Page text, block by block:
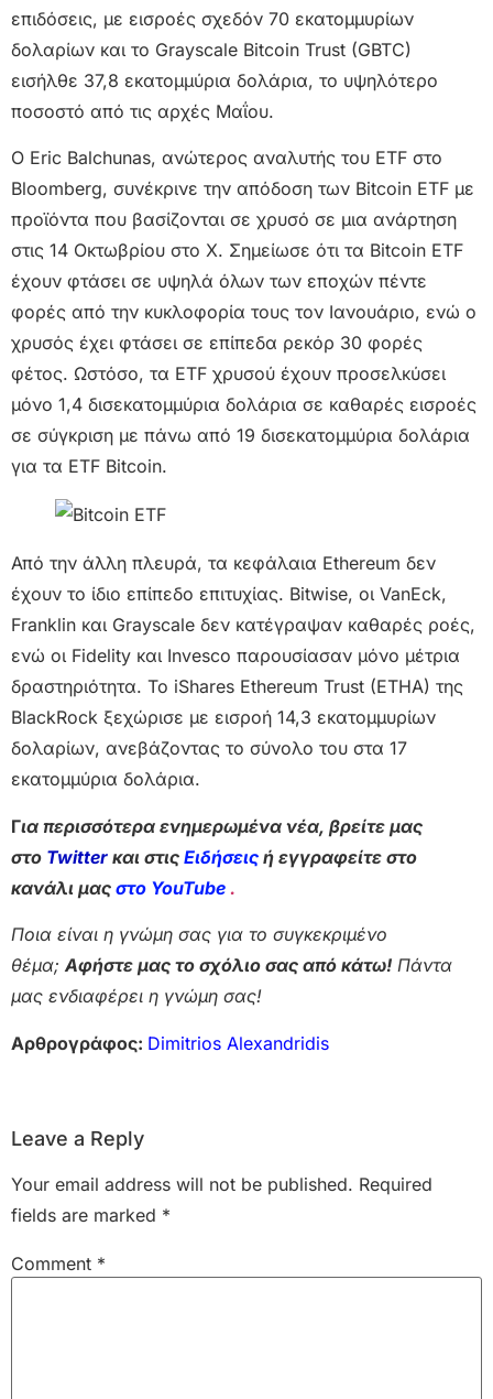
επιδόσεις, με εισροές σχεδόν 70 εκατομμυρίων
δολαρίων και το Grayscale Bitcoin Trust (GBTC)
εισήλθε 37,8 εκατομμύρια δολάρια, το υψηλότερο
ποσοστό από τις αρχές Μαΐου.
Ο Eric Balchunas, ανώτερος αναλυτής του ETF στο
Bloomberg, συνέκρινε την απόδοση των Bitcoin ETF με
προϊόντα που βασίζονται σε χρυσό σε μια ανάρτηση
στις 14 Οκτωβρίου στο X. Σημείωσε ότι τα Bitcoin ETF
έχουν φτάσει σε υψηλά όλων των εποχών πέντε
φορές από την κυκλοφορία τους τον Ιανουάριο, ενώ ο
χρυσός έχει φτάσει σε επίπεδα ρεκόρ 30 φορές
φέτος. Ωστόσο, τα ETF χρυσού έχουν προσελκύσει
μόνο 1,4 δισεκατομμύρια δολάρια σε καθαρές εισροές
σε σύγκριση με πάνω από 19 δισεκατομμύρια δολάρια
για τα ETF Bitcoin.
Από την άλλη πλευρά, τα κεφάλαια Ethereum δεν
έχουν το ίδιο επίπεδο επιτυχίας. Bitwise, οι VanEck,
Franklin και Grayscale δεν κατέγραψαν καθαρές ροές,
ενώ οι Fidelity και Invesco παρουσίασαν μόνο μέτρια
δραστηριότητα. Το iShares Ethereum Trust (ETHA) της
BlackRock ξεχώρισε με εισροή 14,3 εκατομμυρίων
δολαρίων, ανεβάζοντας το σύνολο του στα 17
εκατομμύρια δολάρια.
Για περισσότερα ενημερωμένα νέα, βρείτε μας
στο Twitter και στις Ειδήσεις ή εγγραφείτε στο
κανάλι μας στο YouTube .
Ποια είναι η γνώμη σας για το συγκεκριμένο
θέμα;Αφήστε μας το σχόλιο σας από κάτω! Πάντα
μας ενδιαφέρει η γνώμη σας!
Αρθρογράφος: Dimitrios Alexandridis
Leave a Reply
Your email address will not be published. Required
fields are marked *
Comment *